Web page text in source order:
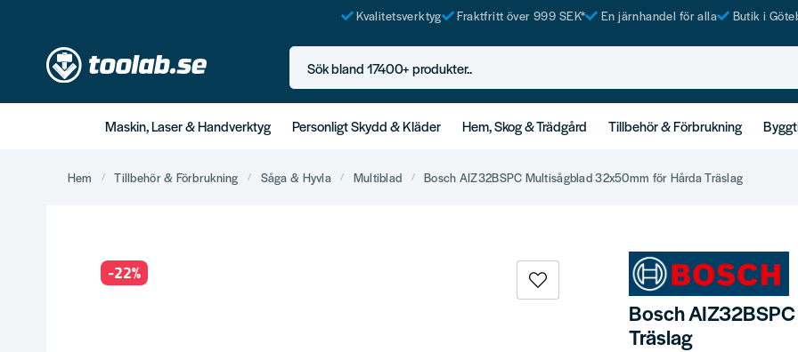
Kvalitetsverktyg Fraktfritt över 999 SEK* En järnhandel för alla Butik i
Sök bland 17400+ produkter..
Maskin, Laser & Handverktyg Personligt Skydd & Kläder Hem, Skog & Trädgård Tillbehör & Förbrukning
Hem Tillbehör & Förbrukning Såga & Hyvla Multiblad Bosch AIZ32BSPC Multisågblad 32x50mm för Hårda Träslag
-22%
Bosch
Träslag